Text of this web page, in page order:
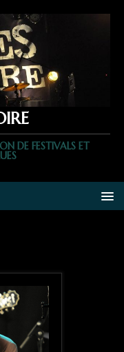
DE FESTIVALS ET